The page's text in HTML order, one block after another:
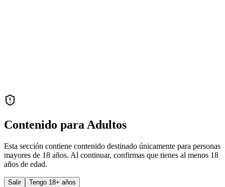
Contenido para Adultos
Esta sección contiene contenido destinado únicamente para personas
mayores de 18 años. Al continuar, confirmas que tienes al menos 18
años de edad.
Salir Tengo 18+ años